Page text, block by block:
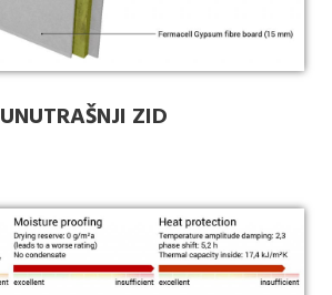
UNUTRAŠNJI ZID